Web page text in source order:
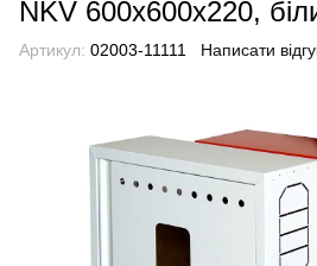
NKV 600х600х220,
Артикул: 02003-11111 Написати